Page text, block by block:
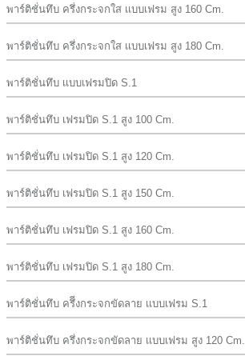
พาร์ติชั่นทึบ ครึ่งกระจกใส เเบบเฟรม สูง 160 Cm.
พาร์ติชั่นทึบ ครึ่งกระจกใส เเบบเฟรม สูง 180 Cm.
พาร์ติชั่นทึบ เเบบเฟรมปิด S.1
พาร์ติชั่นทึบ เฟรมปิด S.1 สูง 100 Cm.
พาร์ติชั่นทึบ เฟรมปิด S.1 สูง 120 Cm.
พาร์ติชั่นทึบ เฟรมปิด S.1 สูง 150 Cm.
พาร์ติชั่นทึบ เฟรมปิด S.1 สูง 160 Cm.
พาร์ติชั่นทึบ เฟรมปิด S.1 สูง 180 Cm.
พาร์ติชั่นทึบ ครึีงกระจกขัดลาย เเบบเฟรม S.1
พาร์ติชั่นทึบ ครึ่งกระจกขัดลาย เเบบเฟรม สูง 120 Cm.